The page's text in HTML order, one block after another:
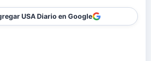
USA Diario en Google